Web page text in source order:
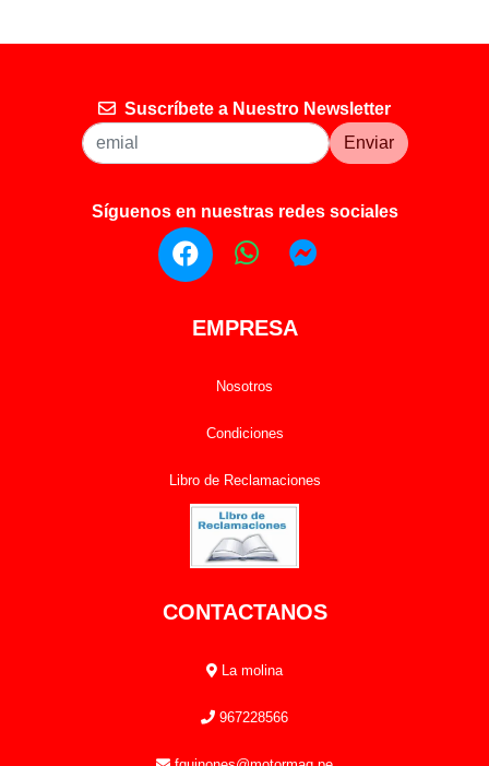
Suscríbete a Nuestro Newsletter
Enviar
Síguenos en nuestras redes sociales
EMPRESA
Nosotros
Condiciones
Libro de Reclamaciones
CONTACTANOS
La molina
967228566